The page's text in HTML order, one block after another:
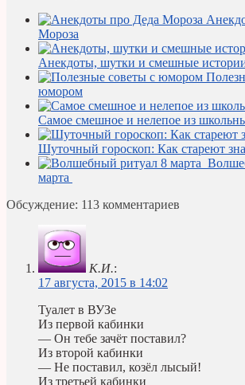
Мороза
Анекдоты, шутки и смешные
юмором
Самое смешное и нелепое из
Шуточный гороскоп: Как стареют
марта
Обсуждение: 113 комментариев
К.И.:
17 августа, 2015 в 14:02
Туалет в ВУЗе
Из первой кабинки
— Он тебе зачёт поставил?
Из второй кабинки
— Не поставил, козёл лысый!
Из третьей кабинки